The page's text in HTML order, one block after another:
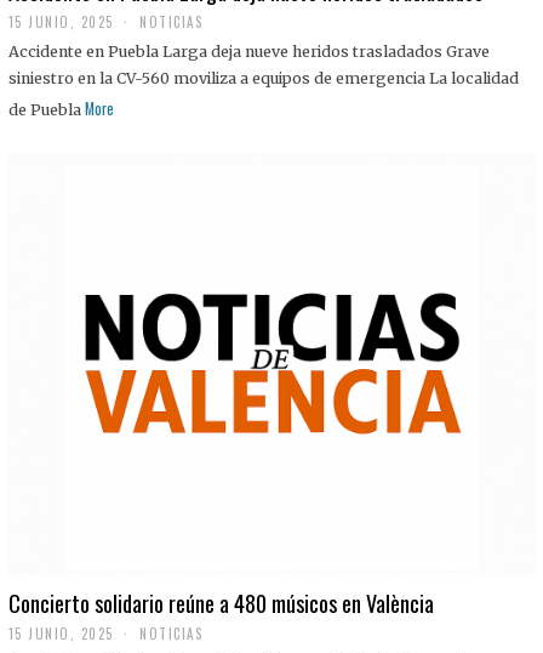
15 JUNIO, 2025 NOTICIAS
Accidente en Puebla Larga deja nueve heridos trasladados Grave
siniestro en la CV-560 moviliza a equipos de emergencia La localidad
de Puebla More
Concierto solidario reúne a 480 músicos en València
15 JUNIO, 2025 NOTICIAS